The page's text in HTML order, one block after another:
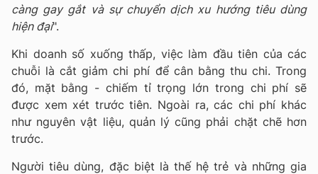
càng gay gắt và sự chuyển dịch xu hướng tiêu dùng
hiện đại".
Khi doanh số xuống thấp, việc làm đầu tiên của các
chuỗi là cắt giảm chi phí để cân bằng thu chi. Trong
đó, mặt bằng - chiếm tỉ trọng lớn trong chi phí sẽ
được xem xét trước tiên. Ngoài ra, các chi phí khác
như nguyên vật liệu, quản lý cũng phải chặt chẽ hơn
trước.
Người tiêu dùng, đặc biệt là thế hệ trẻ và những gia